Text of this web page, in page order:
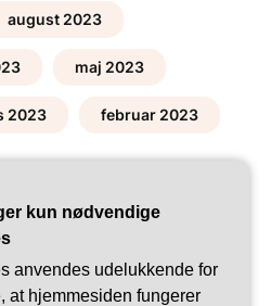
august 2023
maj 2023
2023 februar 2023
kun nødvendige
anvendes udelukkende for
at hjemmesiden fungerer